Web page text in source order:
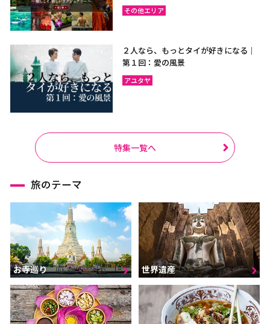
その他エリア
２人なら、もっとタイが好きになる｜
第１回：愛の風景
アユタヤ
特集一覧へ
旅のテーマ
お寺巡り 世界遺産